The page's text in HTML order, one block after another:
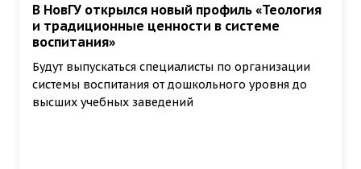
В НовГУ открылся новый профиль «Теология
и традиционные ценности в системе
воспитания»
Будут выпускаться специалисты по организации
системы воспитания от дошкольного уровня до
высших учебных заведений